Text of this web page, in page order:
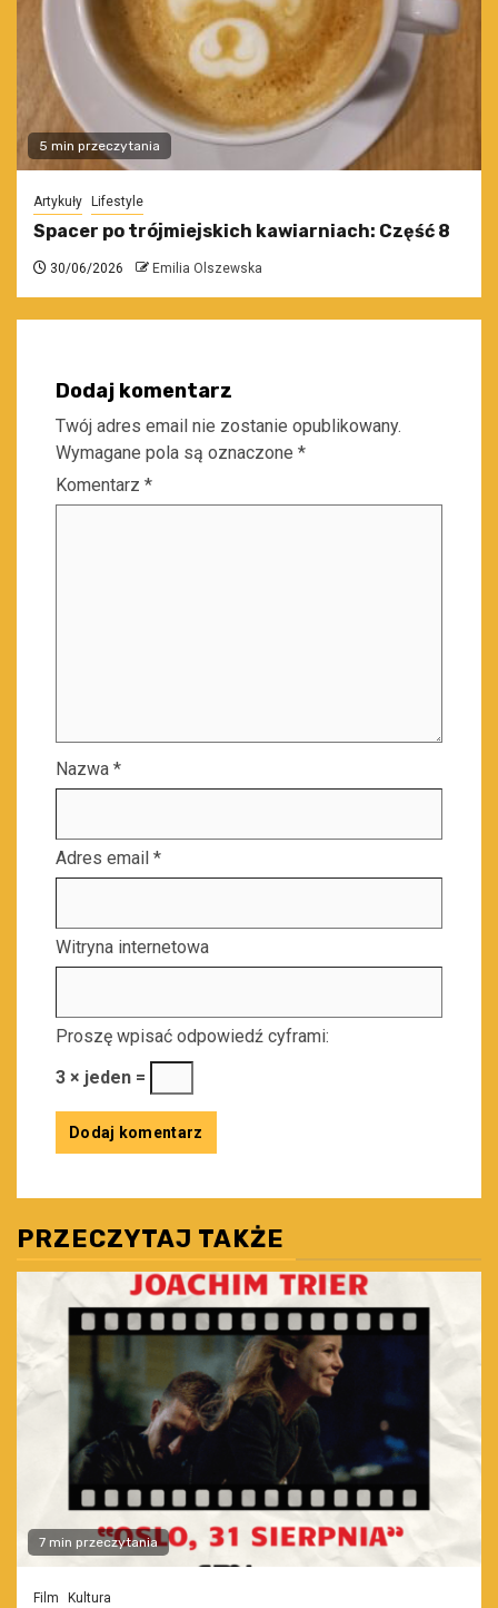
5 min przeczytania
Artykuły Lifestyle
Spacer po trójmiejskich kawiarniach: Część 8
30/06/2026 Emilia Olszewska
Dodaj komentarz
Twój adres email nie zostanie opublikowany.
Wymagane pola są oznaczone *
Komentarz *
Nazwa *
Adres email *
Witryna internetowa
Proszę wpisać odpowiedź cyframi:
3 × jeden =
PRZECZYTAJ TAKŻE
7 min przeczytania
Film Kultura